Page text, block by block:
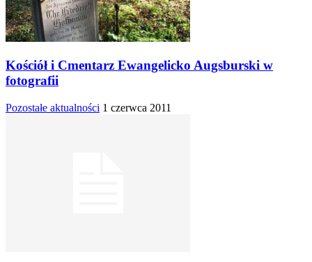
Kościół i Cmentarz Ewangelicko Augsburski w
fotografii
Pozostałe aktualności 1 czerwca 2011